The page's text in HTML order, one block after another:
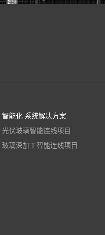
智能化 系统解决方案
光伏玻璃智能连线项目
玻璃深加工智能连线项目